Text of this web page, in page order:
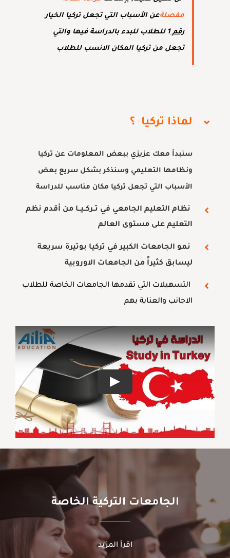
مفصلةعن الأسباب التي تجعل تركيا الخيار
رقم 1 للطلاب للبدء بالدراسة فيها والتي
تجعل من تركيا المكان الانسب للطلاب
لماذا تركيا ؟
سنبدأ معك عزيزي ببعض المعلومات عن تركيا
ونظامها التعليمي وسنذكر بشكل سريع بعض
الأسباب التي تجعل تركيا مكان مناسب للدراسة
نظام التعليم الجامعي في تــركــيــا من أقدم نظم
التعليم على مستوى العالم
نمو الجامعات الكبير في تركيا بوتيرة سريعة
ليسابق كثيراً من الجامعات الاوروبية
التسهيلات التي تقدمها الجامعات الخاصة للطلاب
الاجانب والعناية بهم
Play
الجامعات التركية الخاصة
اقرأ المزيد